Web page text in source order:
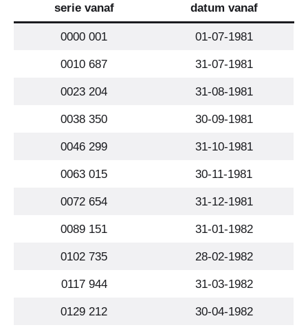
serie vanaf datum vanaf
0000 001 01-07-1981
0010 687 31-07-1981
0023 204 31-08-1981
0038 350 30-09-1981
0046 299 31-10-1981
0063 015 30-11-1981
0072 654 31-12-1981
0089 151 31-01-1982
0102 735 28-02-1982
0117 944 31-03-1982
0129 212 30-04-1982